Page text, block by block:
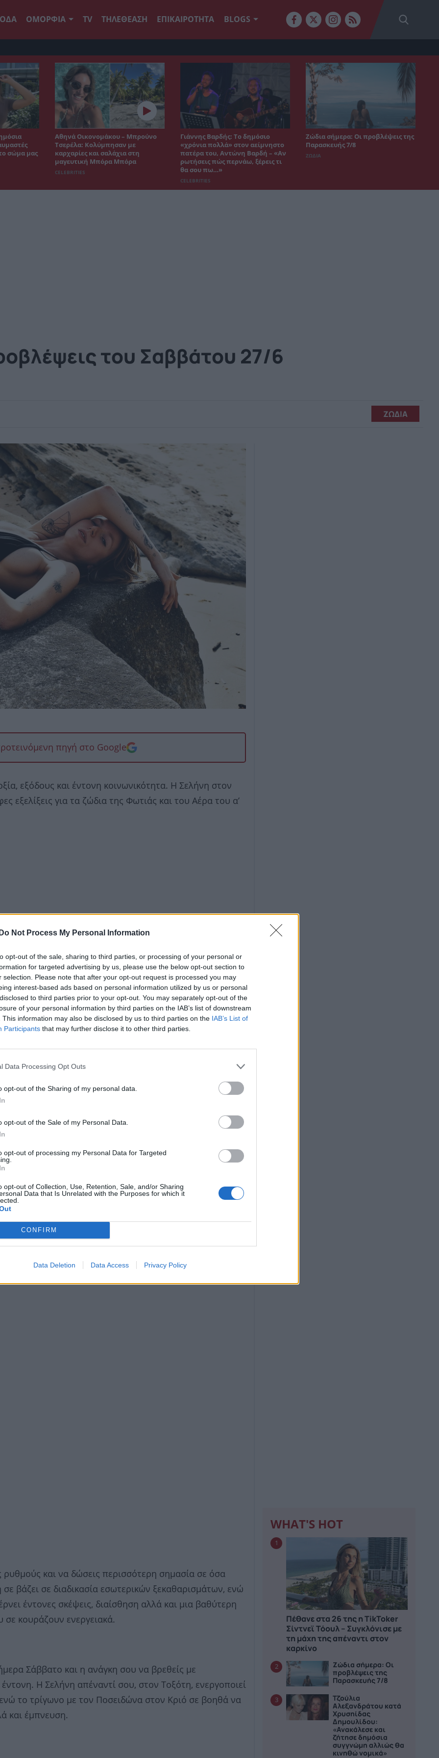
Do Not Process My Personal Information
opt-out of the sale, sharing to third parties, or processing of your personal or
for targeted advertising by us, please use the below opt-out section to
selection. Please note that after your opt-out request is processed you may
interest-based ads based on personal information utilized by us or personal
to third parties prior to your opt-out. You may separately opt-out of the
of your personal information by third parties on the IAB’s list of downstream
This information may also be disclosed by us to third parties on the IAB’s List of
Participants that may further disclose it to other third parties.
Data Processing Opt Outs
opt-out of the Sharing of my personal data.
opt-out of the Sale of my Personal Data.
opt-out of processing my Personal Data for Targeted
opt-out of Collection, Use, Retention, Sale, and/or Sharing
Data that Is Unrelated with the Purposes for which it
CONFIRM
Data Deletion Data Access Privacy Policy
ΟΜΟΡΦΙΑ TV ΤΗΛΕΘΕΑΣΗ ΕΠΙΚΑΙΡΟΤΗΤΑ BLOGS
σώμα μας
Αθηνά Οικονομάκου – Μπρούνο
Τσερέλα: Κολύμπησαν με
καρχαρίες και σαλάχια στη
μαγευτική Μπόρα Μπόρα
CELEBRITIES
Γιάννης Βαρδής: Το δημόσιο
«χρόνια πολλά» στον αείμνηστο
πατέρα του, Αντώνη Βαρδή – «Αν
ρωτήσεις πώς περνάω, ξέρεις τι
θα σου πω…»
CELEBRITIES
Ζώδια σήμερα: Οι προβλέψεις της
Παρασκευής 7/8
ΖΩΔΙΑ
του Σαββάτου 27/6
ΖΩΔΙΑ
πηγή στο Google
εξόδους και έντονη κοινωνικότητα. Η Σελήνη στον
εξελίξεις για τα ζώδια της Φωτιάς και του Αέρα του α’
ανήσυχο αλλά και αποφασισμένο να ξεφύγεις από
Η Σελήνη στον Τοξότη, σε τρίγωνο με τον Ποσειδώνα
να καταλάβεις ποιοι άνθρωποι είναι πραγματικά
και να δώσεις περισσότερη σημασία σε όσα
βάζει σε διαδικασία εσωτερικών ξεκαθαρισμάτων, ενώ
έντονες σκέψεις, διαίσθηση αλλά και μια βαθύτερη
κουράζουν ενεργειακά.
Σάββατο και η ανάγκη σου να βρεθείς με
Η Σελήνη απέναντί σου, στον Τοξότη, ενεργοποιεί
το τρίγωνο με τον Ποσειδώνα στον Κριό σε βοηθά να
και έμπνευση.
WHAT'S HOT
1
Πέθανε στα 26 της η TikToker
Σίντνεϊ Τόουλ – Συγκλόνισε με
τη μάχη της απέναντι στον
καρκίνο
2
Ζώδια σήμερα: Οι
προβλέψεις της
Παρασκευής 7/8
3
Τζούλια
Αλεξανδράτου κατά
Χρυσηίδας
Δημουλίδου:
«Ανακάλεσε και
ζήτησε δημόσια
συγγνώμη αλλιώς θα
κινηθώ νομικά»